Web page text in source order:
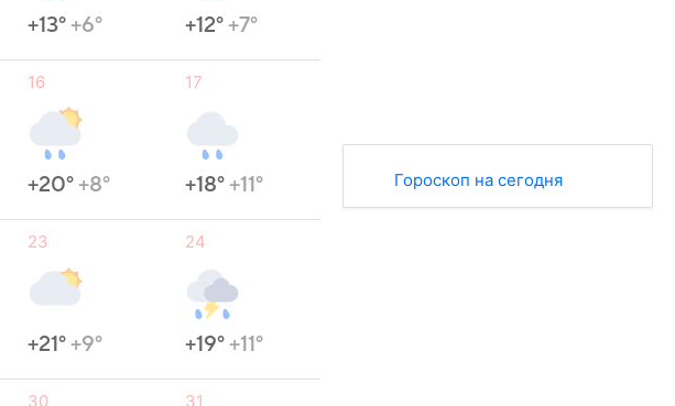
+13°+6° +12°+7°
16
+20°+8°
17
+18°+11°
23
+21°+9°
24
+19°+11°
30 31
Гороскоп на сегодня